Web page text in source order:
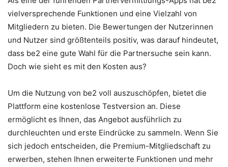
vielversprechende Funktionen und eine Vielzahl von
Mitgliedern zu bieten. Die Bewertungen der Nutzerinnen
und Nutzer sind größtenteils positiv, was darauf hindeutet,
dass be2 eine gute Wahl für die Partnersuche sein kann.
Doch wie sieht es mit den Kosten aus?
Um die Nutzung von be2 voll auszuschöpfen, bietet die
Plattform eine kostenlose Testversion an. Diese
ermöglicht es Ihnen, das Angebot ausführlich zu
durchleuchten und erste Eindrücke zu sammeln. Wenn Sie
sich jedoch entscheiden, die Premium-Mitgliedschaft zu
erwerben, stehen Ihnen erweiterte Funktionen und mehr